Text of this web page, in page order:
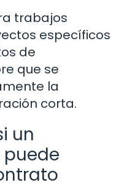
trabajos
específicos
de
que se
la
corta.
un